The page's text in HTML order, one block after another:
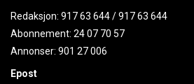
Redaksjon: 917 63 644/917 63 644
Abonnement: 24 07 70 57
Annonser: 901 27 006
Epost